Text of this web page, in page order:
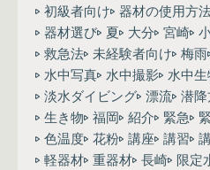
初級者向け 器材の使用方
器材選び 夏 大分 宮崎
救急法 未経験者向け 梅雨
水中写真 水中撮影 水中生
淡水ダイビング 漂流 潜
生き物 福岡 紹介 緊急
色温度 花粉 講座 講習
軽器材 重器材 長崎 限定